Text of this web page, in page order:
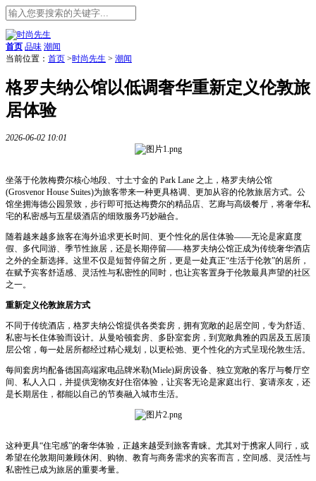
首页 品味 潮闻
当前位置： 首页 >时尚先生 > 潮闻
格罗夫纳公馆以低调奢华重新定义伦敦旅
居体验
2026-06-02 10:01
坐落于伦敦梅费尔核心地段、寸土寸金的 Park Lane 之上，格罗夫纳公馆
(Grosvenor House Suites)为旅客带来一种更具格调、更加从容的伦敦旅居方式。公
馆坐拥海德公园景致，步行即可抵达梅费尔的精品店、艺廊与高级餐厅，将奢华私
宅的私密感与五星级酒店的细致服务巧妙融合。
随着越来越多旅客在海外追求更长时间、更个性化的居住体验——无论是家庭度
假、多代同游、季节性旅居，还是长期停留——格罗夫纳公馆正成为传统奢华酒店
之外的全新选择。这里不仅是短暂停留之所，更是一处真正“生活于伦敦”的居所，
在赋予宾客舒适感、灵活性与私密性的同时，也让宾客置身于伦敦最具声望的社区
之一。
重新定义伦敦旅居方式
不同于传统酒店，格罗夫纳公馆提供各类套房，拥有宽敞的起居空间，专为舒适、
私密与长住体验而设计。从曼哈顿套房、多卧室套房，到宽敞典雅的四居及五居顶
层公馆，每一处居所都经过精心规划，以更松弛、更个性化的方式呈现伦敦生活。
每间套房均配备德国高端家电品牌米勒(Miele)厨房设备、独立宽敞的客厅与餐厅空
间、私人入口，并提供宠物友好住宿体验，让宾客无论是家庭出行、宴请亲友，还
是长期居住，都能以自己的节奏融入城市生活。
这种更具“住宅感”的奢华体验，正越来越受到旅客青睐。尤其对于携家人同行，或
希望在伦敦期间兼顾休闲、购物、教育与商务需求的宾客而言，空间感、灵活性与
私密性已成为旅居的重要考量。